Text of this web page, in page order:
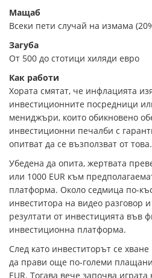
Мащаб
Всеки пети случай на измама
Загуба
От 500 до стотици хиляди евро
Как работи
Хората смятат, че инфлацията
инвестиционните посредници
мениджъри, които обикновено
инвестиционни печалби с
опитват да се възползват от това.
Убедена да опита, жертвата
или 1000 EUR към
платформа. Около седмица по-
инвеститора на видео разговор
резултати от инвестицията във
инвестиционна платформа.
След като инвеститорът се
да прави още по-големи
EUR. Тогава вече започва